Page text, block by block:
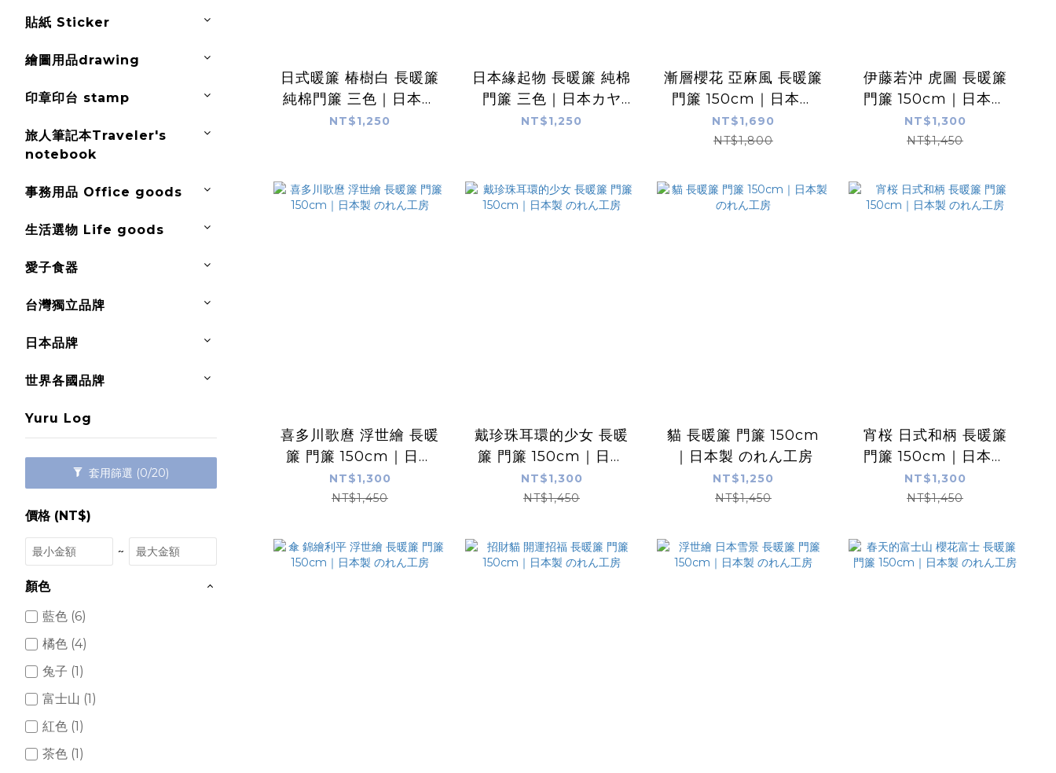
貼紙 Sticker
繪圖用品drawing
印章印台 stamp
旅人筆記本Traveler's
notebook
事務用品 Office goods
生活選物 Life goods
愛子食器
台灣獨立品牌
日本品牌
世界各國品牌
Yuru Log
套用篩選 (0/20)
價格 (NT$)
~
顏色
藍色 (6)
橘色 (4)
兔子 (1)
富士山 (1)
紅色 (1)
茶色 (1)
日式暖簾 椿樹白 長暖簾
純棉門簾 三色｜日本カ
ヤ KAYA
NT$1,250
日本緣起物 長暖簾 純棉
門簾 三色｜日本カヤ
KAYA
NT$1,250
漸層櫻花 亞麻風 長暖簾
門簾 150cm｜日本製
のれん工房
NT$1,690
NT$1,800
伊藤若沖 虎圖 長暖簾
門簾 150cm｜日本製
のれん工房
NT$1,300
NT$1,450
喜多川歌麿 浮世繪 長暖
簾 門簾 150cm｜日本
製 のれん工房
NT$1,300
NT$1,450
戴珍珠耳環的少女 長暖
簾 門簾 150cm｜日本
製 のれん工房
NT$1,300
NT$1,450
貓 長暖簾 門簾 150cm
｜日本製 のれん工房
NT$1,250
NT$1,450
宵桜 日式和柄 長暖簾
門簾 150cm｜日本製
のれん工房
NT$1,300
NT$1,450